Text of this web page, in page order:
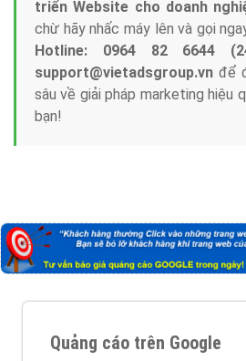
triển Website cho doanh
chừ hãy nhấc máy lên và gọi
Hotline: 0964 82 6644
support@vietadsgroup.vn để
sâu về giải pháp marketing hiệu
bạn!
Quảng cáo trên Google